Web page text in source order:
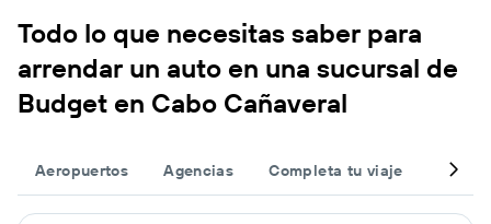
Todo lo que necesitas saber para
arrendar un auto en una sucursal de
Budget en Cabo Cañaveral
Aeropuertos Agencias Completa tu viaje Otros